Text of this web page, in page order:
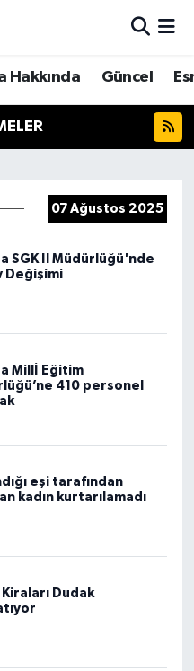
Hakkında Güncel
07 Ağustos 2025
SGK İl Müdürlüğü'nde
Değişimi
Millİ Eğitim
410 personel
eşi tarafından
kadın kurtarılamadı
Dudak
ve Fikstür